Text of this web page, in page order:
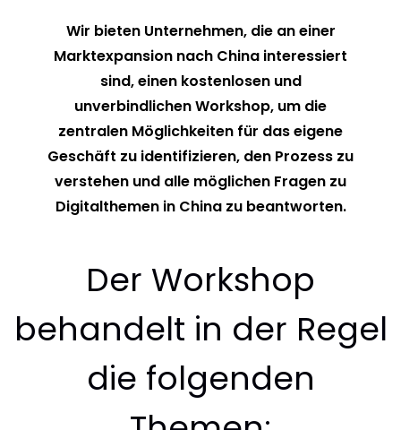
Wir bieten Unternehmen, die an einer
Marktexpansion nach China interessiert
sind, einen kostenlosen und
unverbindlichen Workshop, um die
zentralen Möglichkeiten für das eigene
Geschäft zu identifizieren, den Prozess zu
verstehen und alle möglichen Fragen zu
Digitalthemen in China zu beantworten.
Der Workshop
behandelt in der Regel
die folgenden